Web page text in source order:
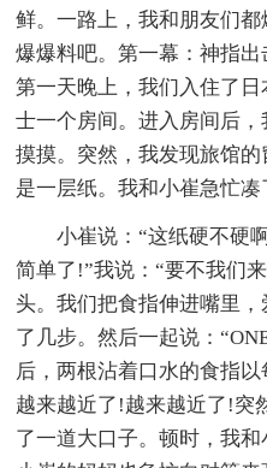
鲜。一路上，我和朋友们
爆爆料吧。第一幕：神指
第一天晚上，我们入住了
士一个房间。进入房间后
摸摸。突然，我发现旅馆
是一层纸。我和小崔急忙凑
小崔说：“这纸硬不硬啊
简单了!”我说：“要不我们
头。我们把食指伸进嘴里
了几步。然后一起说：
后，两根沾着口水的食指以
越来越近了!越来越近了!突
了一道大口子。顿时，我